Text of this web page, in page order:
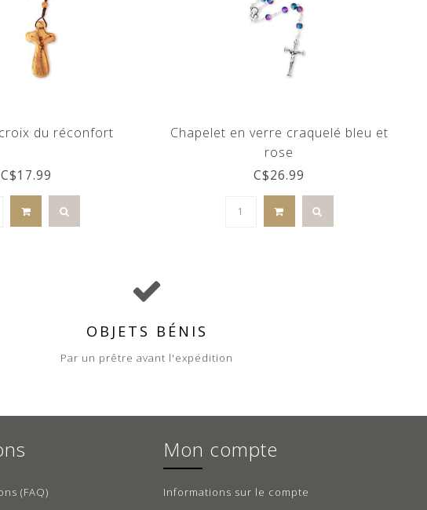
du réconfort
C$17.99
Chapelet en verre craquelé bleu et
rose
C$26.99
OBJETS BÉNIS
Par un prêtre avant l'expédition
(FAQ)
Mon compte
Informations sur le compte